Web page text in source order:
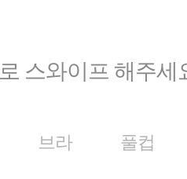
스와이프 해주세
브라 풀컵